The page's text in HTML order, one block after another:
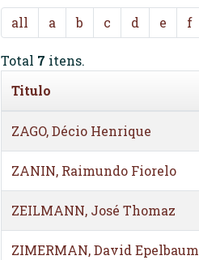
all a b c d e f
Total 7 itens.
Titulo
ZAGO, Décio Henrique
ZANIN, Raimundo Fiorelo
ZEILMANN, José Thomaz
ZIMERMAN, David Epelbaum